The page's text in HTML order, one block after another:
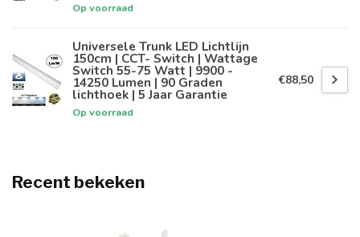
Op voorraad
Universele Trunk LED Lichtlijn
150cm | CCT- Switch | Wattage
Switch 55-75 Watt | 9900 -
14250 Lumen | 90 Graden
lichthoek | 5 Jaar Garantie
Op voorraad
€88,50
Recent bekeken